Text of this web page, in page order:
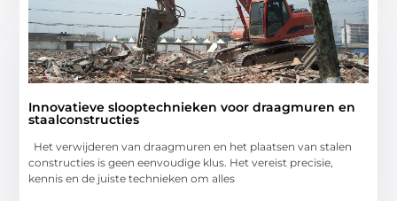
Innovatieve slooptechnieken voor draagmuren en
staalconstructies
Het verwijderen van draagmuren en het plaatsen van stalen
constructies is geen eenvoudige klus. Het vereist precisie,
kennis en de juiste technieken om alles